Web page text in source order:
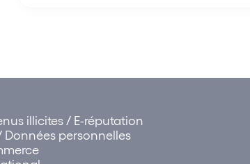
illicites / E-réputation
Données personnelles